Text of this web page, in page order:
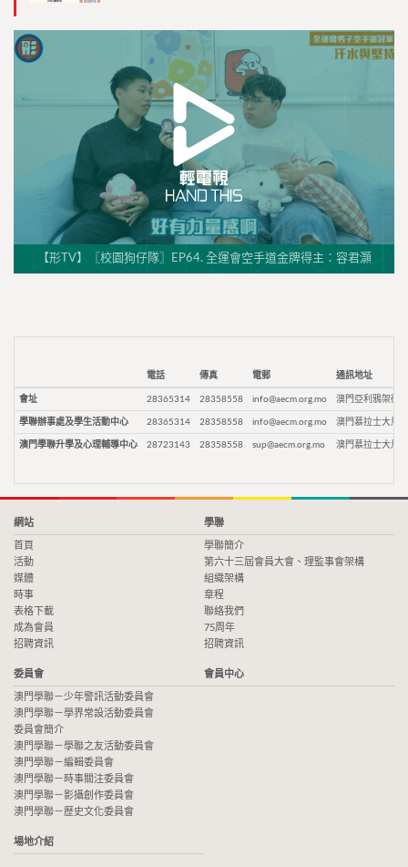
【形TV】〖校園狗仔隊〗EP64. 全運會空手道金牌得主：容君灝
電話 傳真 電郵 通訊地址
會址 28365314 28358558 info@aecm.org.mo 澳門亞利鴉架街9
學聯辦事處及學生活動中心 28365314 28358558 info@aecm.org.mo 澳門慕拉士大馬
澳門學聯升學及心理輔導中心 28723143 28358558 sup@aecm.org.mo 澳門慕拉士大馬
網站
首頁
活動
媒體
時事
表格下載
成為會員
招聘資訊
學聯
學聯簡介
第六十三屆會員大會、理監事會架構
組織架構
章程
聯絡我們
75周年
招聘資訊
委員會
澳門學聯－少年警訊活動委員會
澳門學聯－學界常設活動委員會
委員會簡介
澳門學聯－學聯之友活動委員會
澳門學聯－編輯委員會
澳門學聯－時事關注委員會
澳門學聯－影攝創作委員會
澳門學聯－歷史文化委員會
會員中心
場地介紹